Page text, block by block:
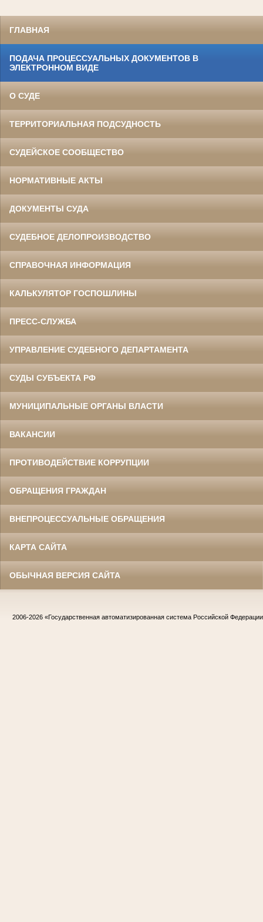
ГЛАВНАЯ
ПОДАЧА ПРОЦЕССУАЛЬНЫХ ДОКУМЕНТОВ В
ЭЛЕКТРОННОМ ВИДЕ
О СУДЕ
ТЕРРИТОРИАЛЬНАЯ ПОДСУДНОСТЬ
СУДЕЙСКОЕ СООБЩЕСТВО
НОРМАТИВНЫЕ АКТЫ
ДОКУМЕНТЫ СУДА
СУДЕБНОЕ ДЕЛОПРОИЗВОДСТВО
СПРАВОЧНАЯ ИНФОРМАЦИЯ
КАЛЬКУЛЯТОР ГОСПОШЛИНЫ
ПРЕСС-СЛУЖБА
УПРАВЛЕНИЕ СУДЕБНОГО ДЕПАРТАМЕНТА
СУДЫ СУБЪЕКТА РФ
МУНИЦИПАЛЬНЫЕ ОРГАНЫ ВЛАСТИ
ВАКАНСИИ
ПРОТИВОДЕЙСТВИЕ КОРРУПЦИИ
ОБРАЩЕНИЯ ГРАЖДАН
ВНЕПРОЦЕССУАЛЬНЫЕ ОБРАЩЕНИЯ
КАРТА САЙТА
ОБЫЧНАЯ ВЕРСИЯ САЙТА
2006-2026 «Государственная автоматизированная система Российской